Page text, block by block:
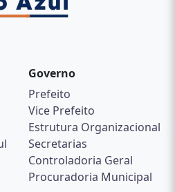
Vice Prefeito
Estrutura Organizacional
Secretarias
Controladoria Geral
Procuradoria Municipal
Legislação